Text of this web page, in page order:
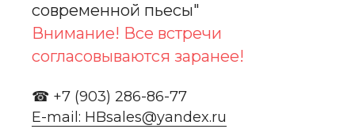
современной пьесы"
Внимание! Все встречи
согласовываются заранее!
☎ +7 (903) 286-86-77
E-mail: HBsales@yandex.ru